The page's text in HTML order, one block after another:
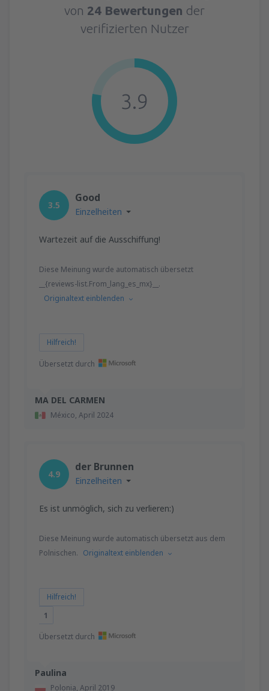
von 24 Bewertungen der
verifizierten Nutzer
3.9
MA DEL CARMEN
México, April 2024
3.5
Good
Einzelheiten
Wartezeit auf die Ausschiffung!
Diese Meinung wurde automatisch übersetzt
__{reviews-list.From_lang_es_mx}__.
Originaltext einblenden
Hilfreich!
Übersetzt durch
Paulina
Polonia, April 2019
4.9
der Brunnen
Einzelheiten
Es ist unmöglich, sich zu verlieren:)
Diese Meinung wurde automatisch übersetzt aus dem
Polnischen. Originaltext einblenden
Hilfreich!
1
Übersetzt durch